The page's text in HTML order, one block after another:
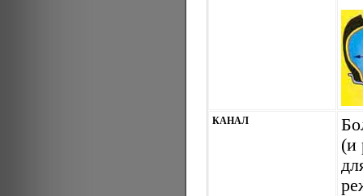
КАНАЛ
(и